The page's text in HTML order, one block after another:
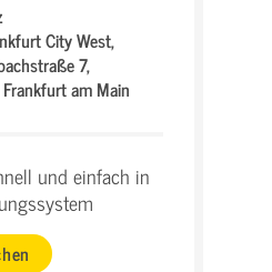
City West,
7,
am Main
und einfach in